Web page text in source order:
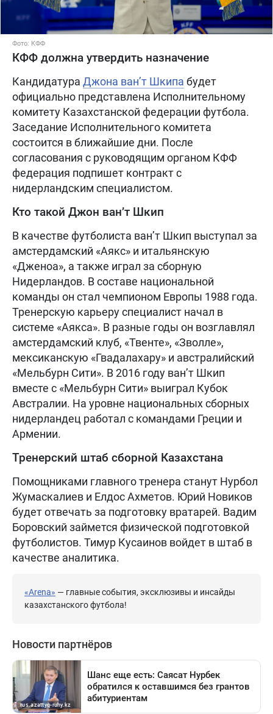
Фото: КФФ
КФФ должна утвердить назначение
Кандидатура Джона ван’т Шкипа будет
официально представлена Исполнительному
комитету Казахстанской федерации футбола.
Заседание Исполнительного комитета
состоится в ближайшие дни. После
согласования с руководящим органом КФФ
федерация подпишет контракт с
нидерландским специалистом.
Кто такой Джон ван’т Шкип
В качестве футболиста ван’т Шкип выступал за
амстердамский «Аякс» и итальянскую
«Дженоа», а также играл за сборную
Нидерландов. В составе национальной
команды он стал чемпионом Европы 1988 года.
Тренерскую карьеру специалист начал в
системе «Аякса». В разные годы он возглавлял
амстердамский клуб, «Твенте», «Зволле»,
мексиканскую «Гвадалахару» и австралийский
«Мельбурн Сити». В 2016 году ван’т Шкип
вместе с «Мельбурн Сити» выиграл Кубок
Австралии. На уровне национальных сборных
нидерландец работал с командами Греции и
Армении.
Тренерский штаб сборной Казахстана
Помощниками главного тренера станут Нурбол
Жумаскалиев и Елдос Ахметов. Юрий Новиков
будет отвечать за подготовку вратарей. Вадим
Боровский займется физической подготовкой
футболистов. Тимур Кусаинов войдет в штаб в
качестве аналитика.
«Arena» — главные события, эксклюзивы и инсайды
казахстанского футбола!